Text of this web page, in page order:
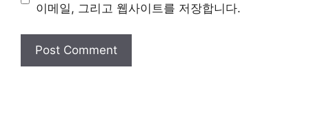
이메일, 그리고 웹사이트를 저장합니다.